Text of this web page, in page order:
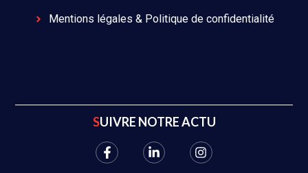
Mentions légales & Politique de confidentialité
SUIVRE NOTRE ACTU